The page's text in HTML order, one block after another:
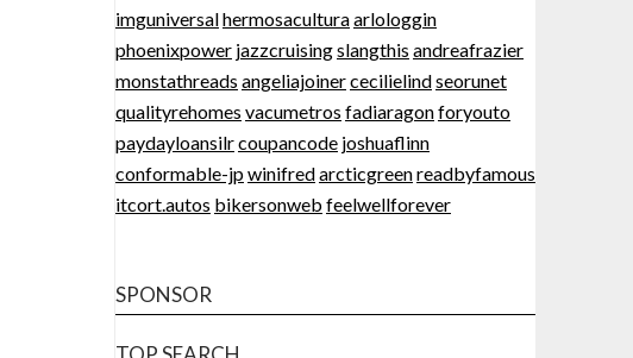
imguniversalhermosaculturaarlologgin
phoenixpower jazzcruisingslangthis andreafrazier
monstathreads angeliajoinercecilielindseorunet
qualityrehomes vacumetros fadiaragonforyouto
paydayloansilrcoupancode joshuaflinn
conformable-jpwinifredarcticgreenreadbyfamous
itcort.autos bikersonweb feelwellforever
SPONSOR